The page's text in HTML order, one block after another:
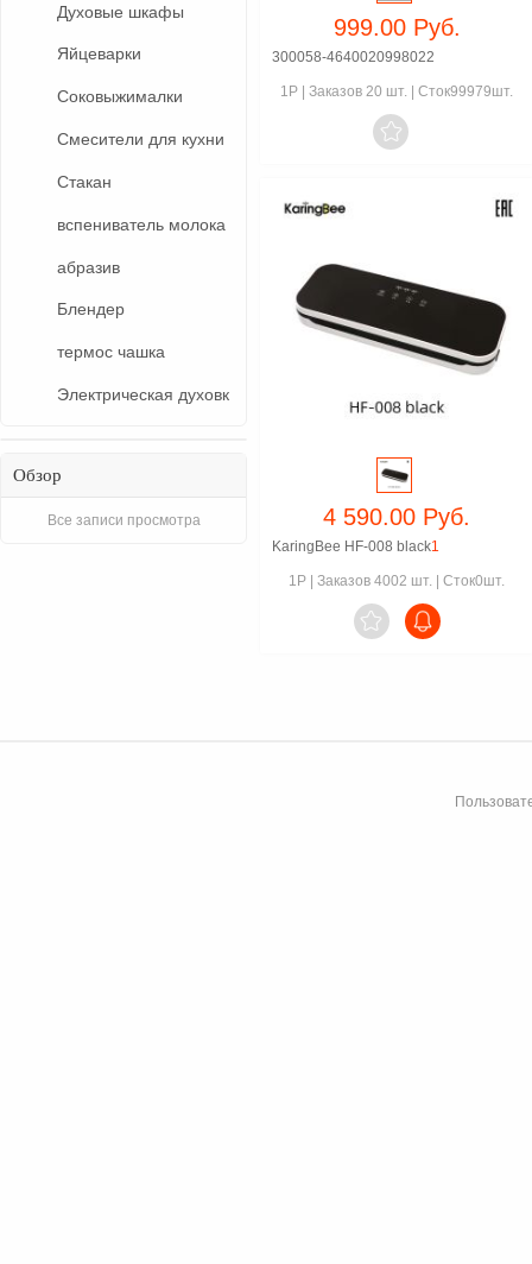
Духовые шкафы
Яйцеварки
Соковыжималки
Смесители для кухни
Стакан
вспениватель молока
абразив
Блендер
термос чашка
Электрическая духовк
Обзор
Все записи просмотра
999.00 Руб.
300058-4640020998022
1P Заказов 20 шт. Сток99979шт.

4 590.00 Руб.
KaringBee HF-008 black1
1P Заказов 4002 шт. Сток0шт.
